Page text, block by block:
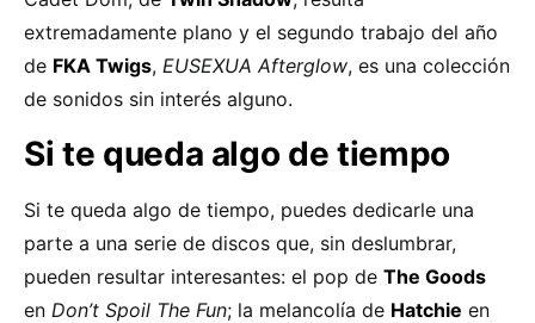
extremadamente plano y el segundo trabajo del año
de FKA Twigs, EUSEXUA Afterglow, es una colección
de sonidos sin interés alguno.
Si te queda algo de tiempo
Si te queda algo de tiempo, puedes dedicarle una
parte a una serie de discos que, sin deslumbrar,
pueden resultar interesantes: el pop de The Goods
en Don’t Spoil The Fun; la melancolía de Hatchie en